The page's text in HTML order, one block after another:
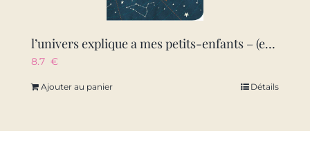
l’univers explique a mes petits-enfants – (edition collector 2019)
8.7 €
Ajouter au panier Détails